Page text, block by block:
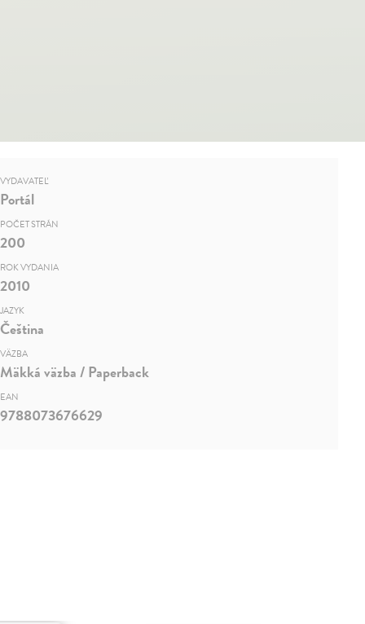
VYDAVATEĽ
Portál
POČET STRÁN
200
ROK VYDANIA
2010
JAZYK
Čeština
VÄZBA
Mäkká väzba / Paperback
EAN
9788073676629